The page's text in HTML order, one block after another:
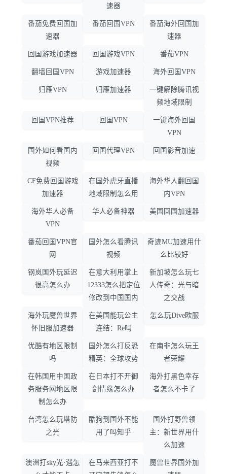
速器
番茄免费回国加
速器
番茄回国VPN
番茄海外回国加
速器
回国游戏加速器 回国游戏VPN 番茄VPN
翻墙回国VPN 游戏加速器 海外回国VPN
归雁VPN 归雁加速器
一键解除腾讯视
频地域限制
回国VPN推荐 回国VPN
一键海外回国
VPN
国外如何看国内
视频
回国代理VPN 回国影音加速
CF免费回国游戏
加速器
在国外虎牙直播
地域限制怎么用
海外华人翻回国
内VPN
海外华人必备
VPN
华人必备神器 美国回国加速器
番茄回国VPN官
网
国外怎么看腾讯
视频
奇迹MU加速用什
么比较好
钢岚国外玩延迟
很高怎么办
在意大利用掌上
12333怎么把定位
修改到中国国内
新加坡怎么玩七
人传奇：光与暗
之交战
海外玩魔兽世界
怀旧服加速器
在美国能玩公主
连结：Re吗
怎么玩Dive欧服
优酷有地区限制
吗
国外怎么打反恐
精英：全球攻势
在南非怎么玩王
者荣耀
在韩国用中国政
务服务网地区限
制怎么办
在日本打不开御
剑情缘怎么办
海外打黑色幸存
者怎么不卡了
台湾怎么玩塔防
之光
酷狗到国外不能
用了吗知乎
国外打野兽领
主：新世界用什
么加速
澳洲打sky光·遇怎
在马来西亚打不
魔兽世界国外加